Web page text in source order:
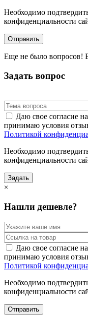
Необходимо
конфиденциальности
Отправить
Еще не было вопросов!
Задать вопрос
Даю свое согласие
принимаю условия
Политикой
Необходимо
конфиденциальности
Задать
×
Нашли дешевле?
Даю свое согласие
принимаю условия
Политикой
Необходимо
конфиденциальности
Отправить